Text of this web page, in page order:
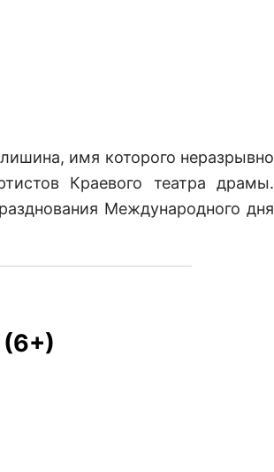
имя которого неразрывно
Краевого театра драмы.
Международного дня